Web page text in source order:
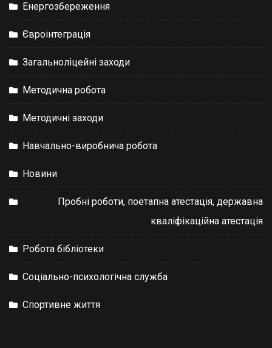
Енергозбереження
Євроінтеграція
Загальноліцейні заходи
Методична робота
Методичні заходи
Навчально-виробнича робота
Новини
Пробні роботи, поетапна атестація, державна
кваліфікаційна атестація
Робота бібліотеки
Соціально-психологічна служба
Спортивне життя